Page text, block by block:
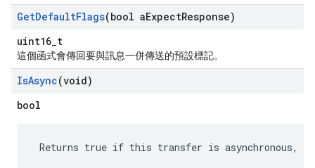
GetDefaultFlags(bool aExpectResponse)
uint16_t
這個函式會傳回要與訊息一併傳送的預設標記。
IsAsync(void)
bool
Returns true if this transfer is asynchronous,